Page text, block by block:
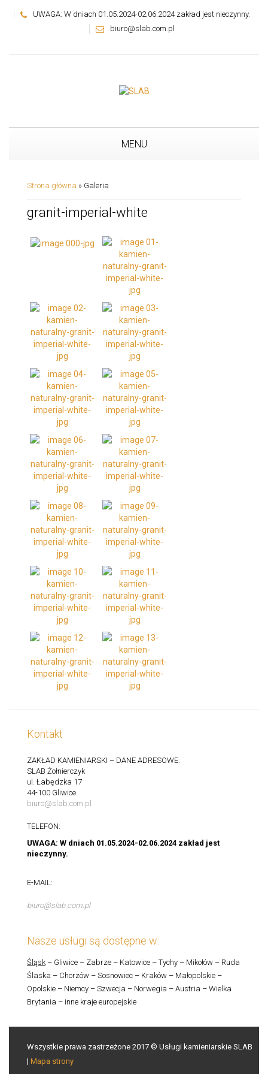
UWAGA: W dniach 01.05.2024-02.06.2024 zakład jest nieczynny.
biuro@slab.com.pl
MENU
Strona główna » Galeria
granit-imperial-white
Kontakt
ZAKŁAD KAMIENIARSKI – DANE ADRESOWE:
SLAB Żołnierczyk
ul. Łabędzka 17
44-100 Gliwice
biuro@slab.com.pl
TELEFON:
UWAGA: W dniach 01.05.2024-02.06.2024 zakład jest
nieczynny.
E-MAIL:
biuro@slab.com.pl
Nasze usługi są dostępne w:
Śląsk– Gliwice – Zabrze – Katowice – Tychy – Mikołów – Ruda
Ślaska – Chorzów – Sosnowiec – Kraków – Małopolskie –
Opolskie – Niemcy – Szwecja – Norwegia – Austria – Wielka
Brytania – inne kraje europejskie
Wszystkie prawa zastrzeżone 2017 © Usługi kamieniarskie SLAB
| Mapa strony